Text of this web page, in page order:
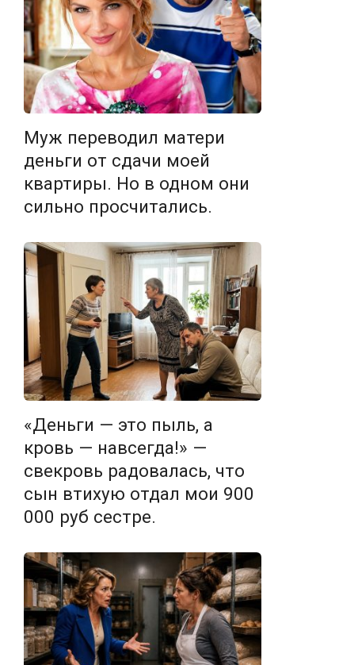
Муж переводил матери
деньги от сдачи моей
квартиры. Но в одном они
сильно просчитались.
«Деньги — это пыль, а
кровь — навсегда!» —
свекровь радовалась, что
сын втихую отдал мои 900
000 руб сестре.